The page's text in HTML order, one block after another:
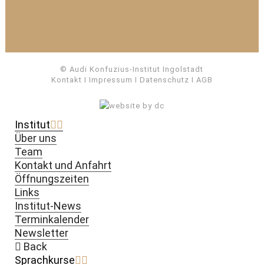
© Audi Konfuzius-Institut Ingolstadt
Kontakt I Impressum I Datenschutz I AGB
Institut
Über uns
Team
Kontakt und Anfahrt
Öffnungszeiten
Links
Institut-News
Terminkalender
Newsletter
Back
Sprachkurse